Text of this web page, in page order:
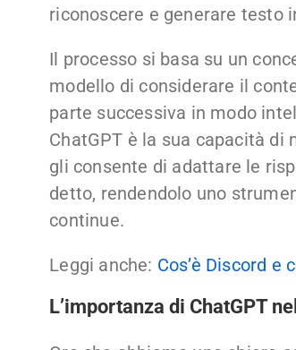
riconoscere e generare testo
Il processo si basa su un
modello di considerare il
parte successiva in modo
ChatGPT è la sua capacità di
gli consente di adattare le
detto, rendendolo uno
continue.
Leggi anche: Cos’è Discord
L’importanza di ChatGPT